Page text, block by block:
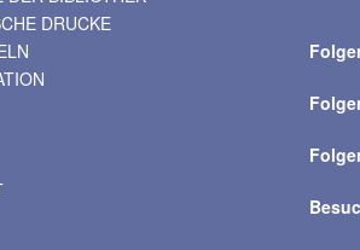
DRUCKE
alle